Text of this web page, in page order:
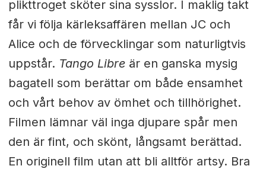
plikttroget sköter sina sysslor. I maklig takt
får vi följa kärleksaffären mellan JC och
Alice och de förvecklingar som naturligtvis
uppstår. Tango Libreär en ganska mysig
bagatell som berättar om både ensamhet
och vårt behov av ömhet och tillhörighet.
Filmen lämnar väl inga djupare spår men
den är fint, och skönt, långsamt berättad.
En originell film utan att bli alltför artsy. Bra